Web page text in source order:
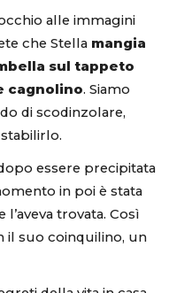
alle immagini
che Stella mangia
sul tappeto
cagnolino. Siamo
di scodinzolare,
essere precipitata
in poi è stata
trovata. Così
il suo coinquilino, un